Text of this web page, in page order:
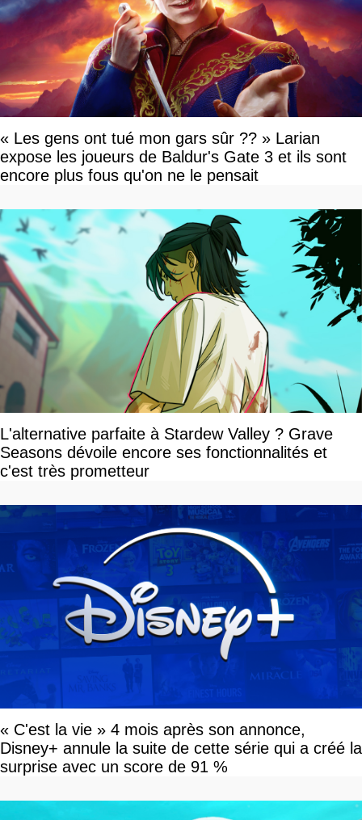
« Les gens ont tué mon gars sûr ?? » Larian
expose les joueurs de Baldur's Gate 3 et ils sont
encore plus fous qu'on ne le pensait
L'alternative parfaite à Stardew Valley ? Grave
Seasons dévoile encore ses fonctionnalités et
c'est très prometteur
« C'est la vie » 4 mois après son annonce,
Disney+ annule la suite de cette série qui a créé la
surprise avec un score de 91 %